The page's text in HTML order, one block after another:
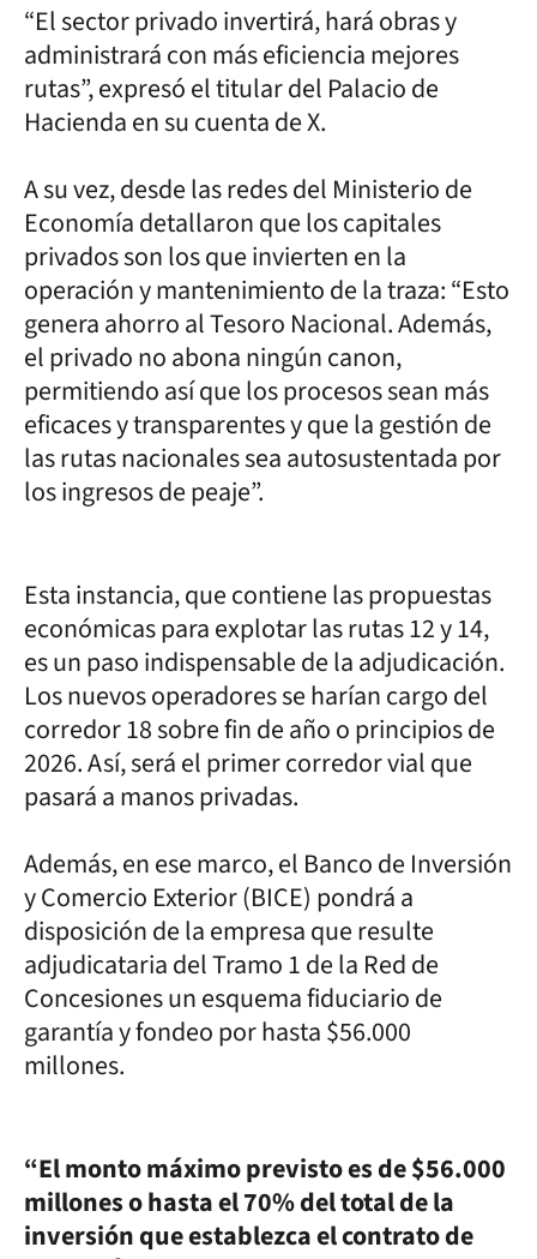
“El sector privado invertirá, hará obras y
administrará con más eficiencia mejores
rutas”, expresó el titular del Palacio de
Hacienda en su cuenta de X.
A su vez, desde las redes del Ministerio de
Economía detallaron que los capitales
privados son los que invierten en la
operación y mantenimiento de la traza: “Esto
genera ahorro al Tesoro Nacional. Además,
el privado no abona ningún canon,
permitiendo así que los procesos sean más
eficaces y transparentes y que la gestión de
las rutas nacionales sea autosustentada por
los ingresos de peaje”.
Esta instancia, que contiene las propuestas
económicas para explotar las rutas 12 y 14,
es un paso indispensable de la adjudicación.
Los nuevos operadores se harían cargo del
corredor 18 sobre fin de año o principios de
2026. Así, será el primer corredor vial que
pasará a manos privadas.
Además, en ese marco, el Banco de Inversión
y Comercio Exterior (BICE) pondrá a
disposición de la empresa que resulte
adjudicataria del Tramo 1 de la Red de
Concesiones un esquema fiduciario de
garantía y fondeo por hasta $56.000
millones.
“El monto máximo previsto es de $56.000
millones o hasta el 70% del total de la
inversión que establezca el contrato de